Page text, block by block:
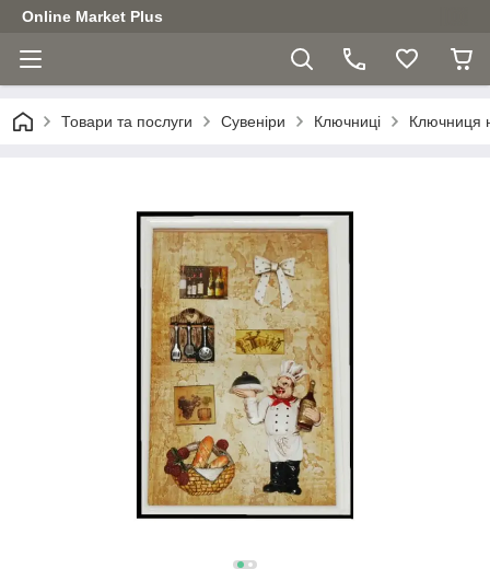
Online Market Plus
Товари та послуги Сувеніри Ключниці Ключниця